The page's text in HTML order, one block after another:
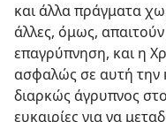
και άλλα πράγματα
άλλες, όμως,
επαγρύπνηση, και η
ασφαλώς σε αυτή την
διαρκώς άγρυπνος
ευκαιρίες για να